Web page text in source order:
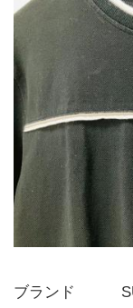
ブランド